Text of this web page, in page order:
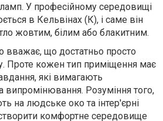
У професійному середовищі
в Кельвінах (К), і саме він
жовтим, білим або блакитним.
вважає, що достатньо просто
Проте кожен тип приміщення має
які вимагають
випромінювання. Розуміння того,
на людське око та інтер'єрні
комфортне середовище